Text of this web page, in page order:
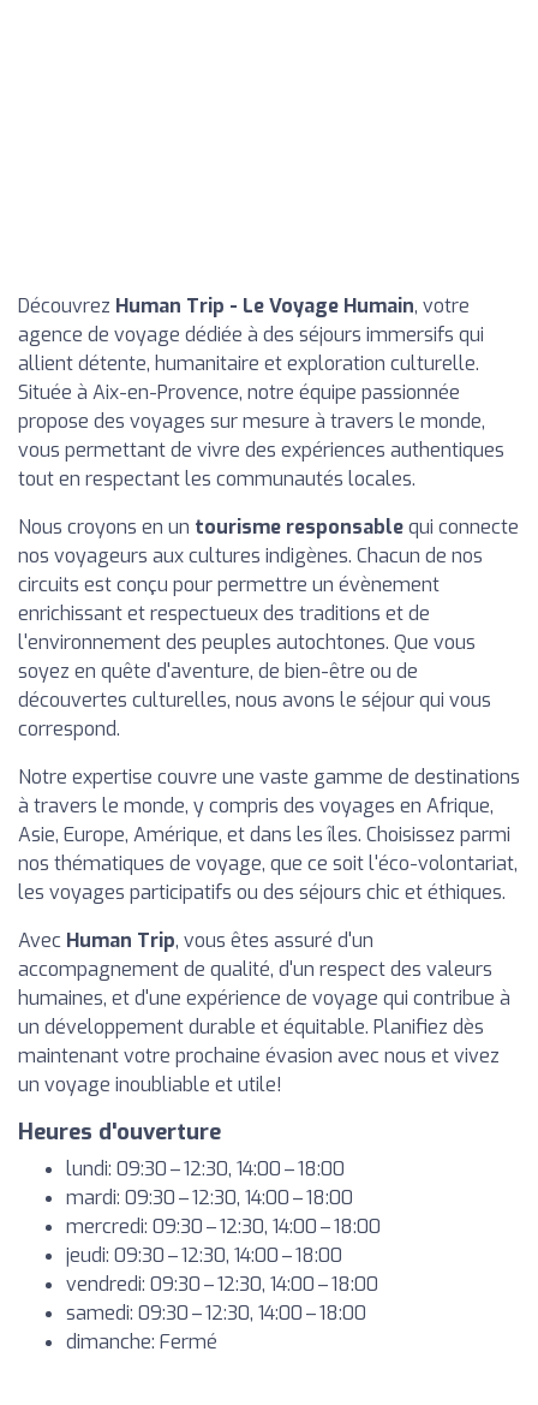
Découvrez Human Trip - Le Voyage Humain, votre
agence de voyage dédiée à des séjours immersifs qui
allient détente, humanitaire et exploration culturelle.
Située à Aix-en-Provence, notre équipe passionnée
propose des voyages sur mesure à travers le monde,
vous permettant de vivre des expériences authentiques
tout en respectant les communautés locales.
Nous croyons en un tourisme responsablequi connecte
nos voyageurs aux cultures indigènes. Chacun de nos
circuits est conçu pour permettre un évènement
enrichissant et respectueux des traditions et de
l'environnement des peuples autochtones. Que vous
soyez en quête d'aventure, de bien-être ou de
découvertes culturelles, nous avons le séjour qui vous
correspond.
Notre expertise couvre une vaste gamme de destinations
à travers le monde, y compris des voyages en Afrique,
Asie, Europe, Amérique, et dans les îles. Choisissez parmi
nos thématiques de voyage, que ce soit l'éco-volontariat,
les voyages participatifs ou des séjours chic et éthiques.
Avec Human Trip, vous êtes assuré d'un
accompagnement de qualité, d'un respect des valeurs
humaines, et d'une expérience de voyage qui contribue à
un développement durable et équitable. Planifiez dès
maintenant votre prochaine évasion avec nous et vivez
un voyage inoubliable et utile!
Heures d'ouverture
lundi: 09:30 – 12:30, 14:00 – 18:00
mardi: 09:30 – 12:30, 14:00 – 18:00
mercredi: 09:30 – 12:30, 14:00 – 18:00
jeudi: 09:30 – 12:30, 14:00 – 18:00
vendredi: 09:30 – 12:30, 14:00 – 18:00
samedi: 09:30 – 12:30, 14:00 – 18:00
dimanche: Fermé